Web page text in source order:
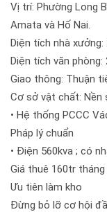
Vị trí: Phường Long
Amata và Hố Nai.
Diện tích nhà xưởng:
Diện tích văn phòng:
Giao thông: Thuận
Cơ sở vật chất: Nền
• Hệ thống PCCC
Pháp lý chuẩn
• Điện 560kva ; có
Giá thuê 160tr
Ưu tiên làm kho
Đừng bỏ lỡ cơ hội